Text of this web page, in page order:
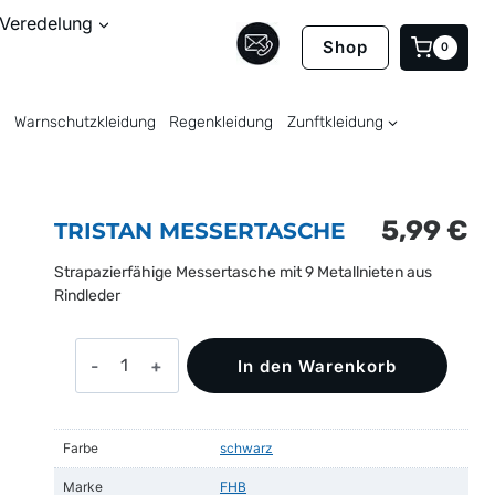
Veredelung
Shop 0
Warnschutzkleidung Regenkleidung Zunftkleidung
TRISTAN MESSERTASCHE 5,99€
Strapazierfähige Messertasche mit 9 Metallnieten aus
Rindleder
Messertasche
In den Warenkorb
Farbe schwarz
Marke FHB